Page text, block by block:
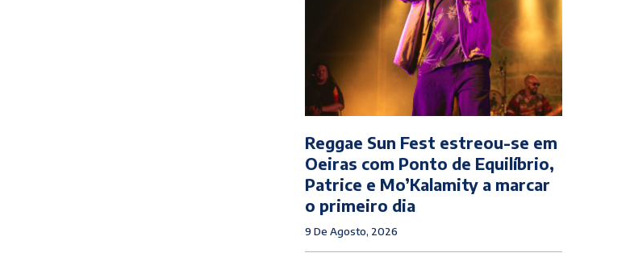
Reggae Sun Fest estreou-se em
Oeiras com Ponto de Equilíbrio,
Patrice e Mo’Kalamity a marcar
o primeiro dia
9 De Agosto, 2026